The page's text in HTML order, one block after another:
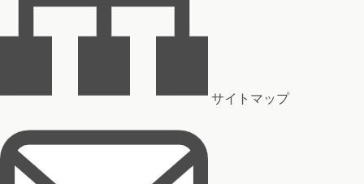
サイトマップ